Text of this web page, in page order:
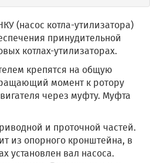
(насос котла-утилизатора)
принудительной
котлах-утилизаторах.
крепятся на общую
момент к ротору
через муфту. Муфта
и проточной частей.
из опорного кронштейна, в
установлен вал насоса.